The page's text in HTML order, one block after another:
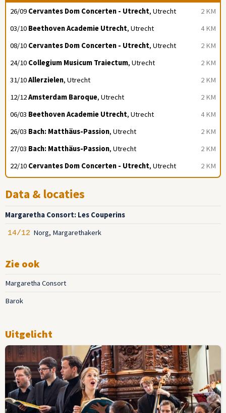
2 KM
26/09 Cervantes Dom Concerten - Utrecht, Utrecht
4 KM
03/10 Beethoven Academie Utrecht, Utrecht
2 KM
08/10 Cervantes Dom Concerten - Utrecht, Utrecht
2 KM
24/10 Collegium Musicum Traiectum, Utrecht
2 KM
31/10Allerzielen, Utrecht
2 KM
12/12Amsterdam Baroque, Utrecht
4 KM
06/03 Beethoven Academie Utrecht, Utrecht
2 KM
26/03 Bach: Matthäus-Passion, Utrecht
2 KM
27/03 Bach: Matthäus-Passion, Utrecht
2 KM
22/10 Cervantes Dom Concerten - Utrecht, Utrecht
Data & locaties
Margaretha Consort: Les Couperins
14/12 Norg, Margarethakerk
Zie ook
Margaretha Consort
Barok
Uitgelicht